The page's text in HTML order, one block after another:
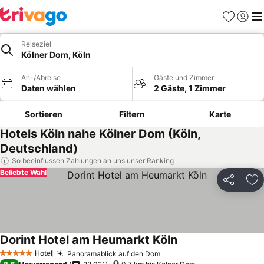
Favoriten
Reiseziel
Kölner Dom, Köln
An-/Abreise
Daten wählen
Gäste und Zimmer
2 Gäste, 1 Zimmer
Sortieren Filtern Karte
Hotels Köln nahe Kölner Dom (Köln,
Deutschland)
So beeinflussen Zahlungen an uns unser Ranking
Teilen
Beliebte Wahl
5 Sterne Hotel Panoramablick auf den DomPreise sehen
Dorint Hotel am Heumarkt KölnPreise sehen